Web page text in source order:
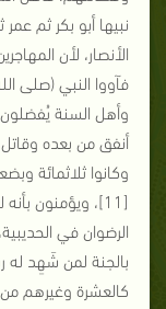
نبيها أبو بكر ثم
الأنصار، لأن
فآووا النبي (صلى
أنفق من بعده
وكانوا ثلاثمائة
[11]، ويؤمنون
الرضوان في
بالجنة لمن شَهِد له
كالعشرة وغيرهم من